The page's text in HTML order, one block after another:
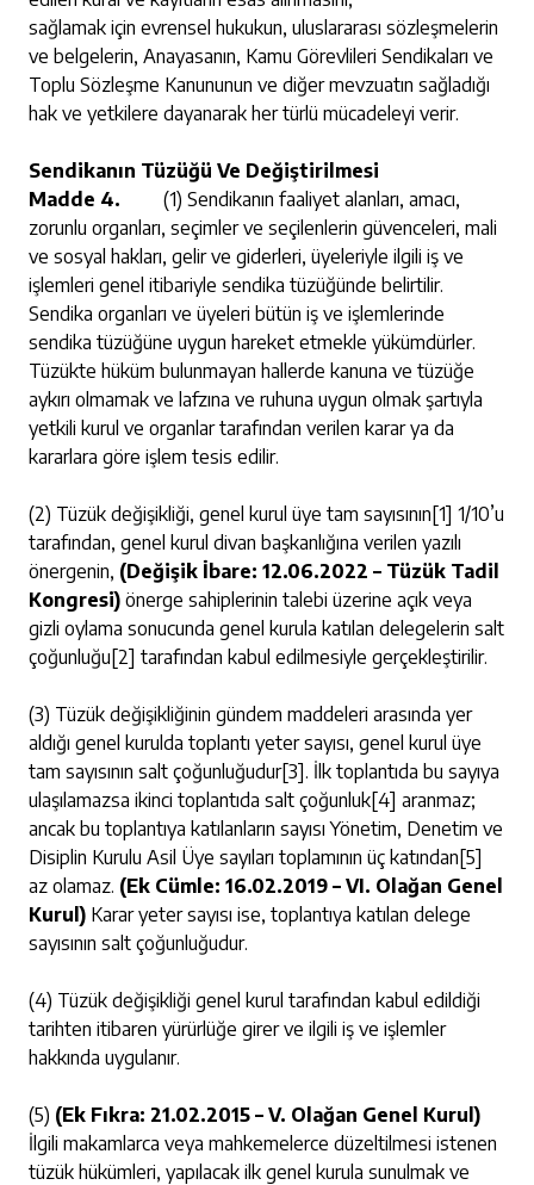
sağlamak için evrensel hukukun, uluslararası sözleşmelerin
ve belgelerin, Anayasanın, Kamu Görevlileri Sendikaları ve
Toplu Sözleşme Kanununun ve diğer mevzuatın sağladığı
hak ve yetkilere dayanarak her türlü mücadeleyi verir.
Sendikanın Tüzüğü Ve Değiştirilmesi
Madde 4. (1) Sendikanın faaliyet alanları, amacı,
zorunlu organları, seçimler ve seçilenlerin güvenceleri, mali
ve sosyal hakları, gelir ve giderleri, üyeleriyle ilgili iş ve
işlemleri genel itibariyle sendika tüzüğünde belirtilir.
Sendika organları ve üyeleri bütün iş ve işlemlerinde
sendika tüzüğüne uygun hareket etmekle yükümdürler.
Tüzükte hüküm bulunmayan hallerde kanuna ve tüzüğe
aykırı olmamak ve lafzına ve ruhuna uygun olmak şartıyla
yetkili kurul ve organlar tarafından verilen karar ya da
kararlara göre işlem tesis edilir.
(2) Tüzük değişikliği, genel kurul üye tam sayısının [1] 1/10’u
tarafından, genel kurul divan başkanlığına verilen yazılı
önergenin, (Değişik İbare: 12.06.2022 – Tüzük Tadil
Kongresi) önerge sahiplerinin talebi üzerine açık veya
gizli oylama sonucunda genel kurula katılan delegelerin salt
çoğunluğu [2] tarafından kabul edilmesiyle gerçekleştirilir.
(3) Tüzük değişikliğinin gündem maddeleri arasında yer
aldığı genel kurulda toplantı yeter sayısı, genel kurul üye
tam sayısının salt çoğunluğudur[3]. İlk toplantıda bu sayıya
ulaşılamazsa ikinci toplantıda salt çoğunluk[4] aranmaz;
ancak bu toplantıya katılanların sayısı Yönetim, Denetim ve
Disiplin Kurulu Asil Üye sayıları toplamının üç katından [5]
az olamaz. (Ek Cümle: 16.02.2019 – VI. Olağan Genel
Kurul) Karar yeter sayısı ise, toplantıya katılan delege
sayısının salt çoğunluğudur.
(4) Tüzük değişikliği genel kurul tarafından kabul edildiği
tarihten itibaren yürürlüğe girer ve ilgili iş ve işlemler
hakkında uygulanır.
(5) (Ek Fıkra: 21.02.2015 – V. Olağan Genel Kurul)
İlgili makamlarca veya mahkemelerce düzeltilmesi istenen
tüzük hükümleri, yapılacak ilk genel kurula sunulmak ve